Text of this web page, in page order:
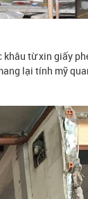
khâu từ xin giấy
lại tính mỹ